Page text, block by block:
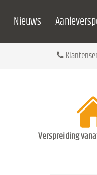
Nieuws
Verspreiding